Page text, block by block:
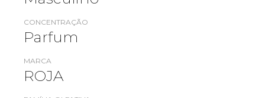
CONCENTRAÇÃO
Parfum
MARCA
ROJA